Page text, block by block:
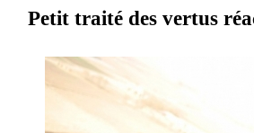
Petit traité des vertus